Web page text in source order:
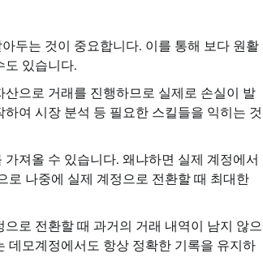
두는 것이 중요합니다. 이를 통해 보다 원활
도 있습니다.
으로 거래를 진행하므로 실제로 손실이 발
여 시장 분석 등 필요한 스킬들을 익히는 것
져올 수 있습니다. 왜냐하면 실제 계정에서
로 나중에 실제 계정으로 전환할 때 최대한
로 전환할 때 과거의 거래 내역이 남지 않으
데모계정에서도 항상 정확한 기록을 유지하